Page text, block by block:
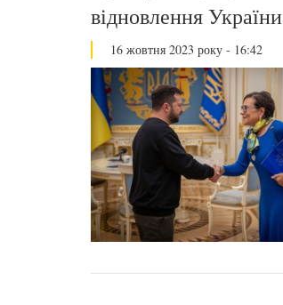
відновлення України
16 жовтня 2023 року - 16:42